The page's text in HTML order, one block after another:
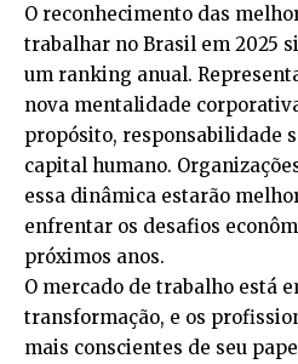
O reconhecimento das
trabalhar no Brasil em 2025
um ranking anual.
nova mentalidade
propósito, responsabilidade
capital humano.
essa dinâmica estarão
enfrentar os desafios
próximos anos.
O mercado de trabalho está
transformação, e os
mais conscientes de seu